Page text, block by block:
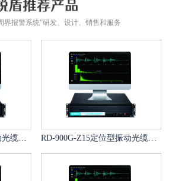
界报警系统”研发、设计、销售和服务
RD-900G-Z20定位型振动光缆报警系统 RD-900G-Z15定位型振动光缆报警系统